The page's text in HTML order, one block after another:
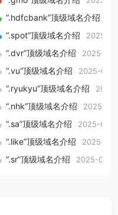
“.hdfcbank”顶级域名介绍
“.spot”顶级域名介绍 2025-
01
“.dvr”顶级域名介绍 2025-09-
“.vu”顶级域名介绍 2025-09-
“.ryukyu”顶级域名介绍
“.nhk”顶级域名介绍 2025-
“.sa”顶级域名介绍 2025-09-
“.like”顶级域名介绍 2025-09-
“.sr”顶级域名介绍 2025-09-